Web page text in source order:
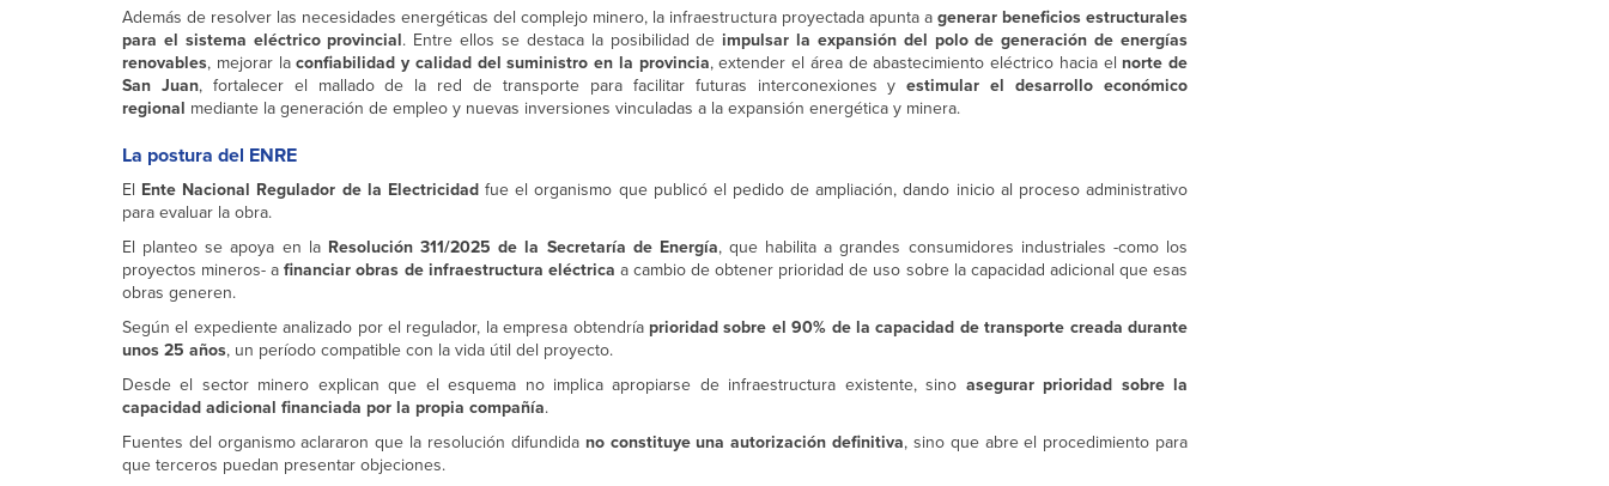
Además de resolver las necesidades energéticas del complejo minero, la infraestructura proyectada apunta a generar beneficios estructurales
para el sistema eléctrico provincial. Entre ellos se destaca la posibilidad deimpulsar la expansión del polo de generación de energías
renovables, mejorar laconfiabilidad y calidad del suministro en la provincia, extender el área de abastecimiento eléctrico hacia el norte de
San Juan, fortalecer el mallado de la red de transporte para facilitar futuras interconexiones yestimular el desarrollo económico
regional mediante la generación de empleo y nuevas inversiones vinculadas a la expansión energética y minera.
La postura del ENRE
El Ente Nacional Regulador de la Electricidadfue el organismo que publicó el pedido de ampliación, dando inicio al proceso administrativo
para evaluar la obra.
El planteo se apoya en la Resolución 311/2025 de la Secretaría de Energía, que habilita a grandes consumidores industriales -como los
proyectos mineros- afinanciar obras de infraestructura eléctrica a cambio de obtener prioridad de uso sobre la capacidad adicional que esas
obras generen.
Según el expediente analizado por el regulador, la empresa obtendría prioridad sobre el 90% de la capacidad de transporte creada durante
unos 25 años, un período compatible con la vida útil del proyecto.
Desde el sector minero explican que el esquema no implica apropiarse de infraestructura existente, sino asegurar prioridad sobre la
capacidad adicional financiada por la propia compañía.
Fuentes del organismo aclararon que la resolución difundida no constituye una autorización definitiva, sino que abre el procedimiento para
que terceros puedan presentar objeciones.